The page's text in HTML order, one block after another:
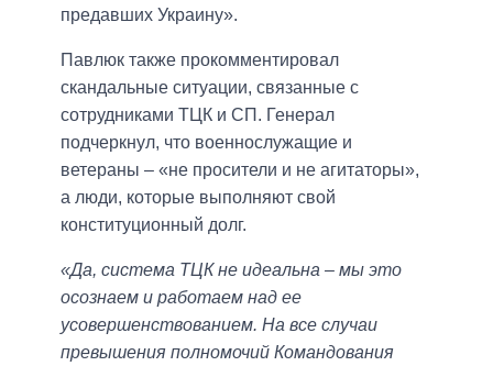
предавших Украину».
Павлюк также прокомментировал
скандальные ситуации, связанные с
сотрудниками ТЦК и СП. Генерал
подчеркнул, что военнослужащие и
ветераны – «не просители и не агитаторы»,
а люди, которые выполняют свой
конституционный долг.
«Да, система ТЦК не идеальна – мы это
осознаем и работаем над ее
усовершенствованием. На все случаи
превышения полномочий Командования